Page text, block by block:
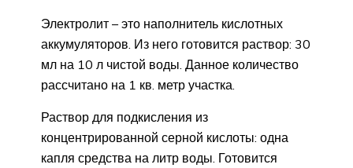
Электролит – это наполнитель кислотных
аккумуляторов. Из него готовится раствор: 30
мл на 10 л чистой воды. Данное количество
рассчитано на 1 кв. метр участка.
Раствор для подкисления из
концентрированной серной кислоты: одна
капля средства на литр воды. Готовится